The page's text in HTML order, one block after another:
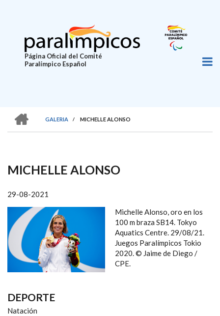
principal
Página Oficial del Comité
Paralímpico Español
SOBRESCRIBIR
DE
AYUDA
A
LA
NAVEGACIÓN
GALERIA
/ MICHELLE ALONSO
MICHELLE ALONSO
29-08-2021
Michelle Alonso, oro en los
100 m braza SB14. Tokyo
Aquatics Centre. 29/08/21.
Juegos Paralímpicos Tokio
2020. © Jaime de Diego /
CPE.
DEPORTE
Natación